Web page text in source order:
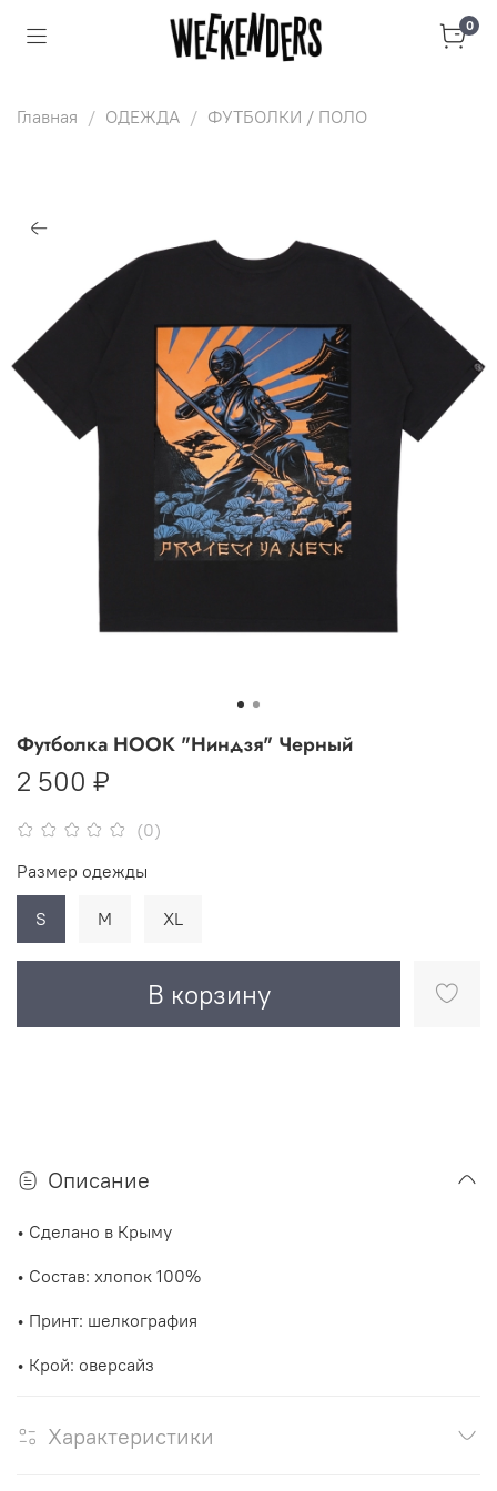
0
Главная ОДЕЖДА ФУТБОЛКИ / ПОЛО
(0)
Футболка HOOK "Ниндзя" Черный
2 500 ₽
В корзину
Размер одежды
S M XL
Описание
• Сделано в Крыму
• Состав: хлопок 100%
• Принт: шелкография
• Крой: оверсайз
Характеристики